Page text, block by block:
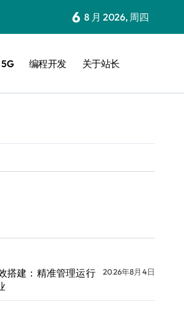
6 8 月 2026, 周四
5G 编程开发 关于站长
搭建：精准管理运行
2026年8月4日